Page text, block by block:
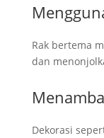
Rak bertema
dan
Dekorasi